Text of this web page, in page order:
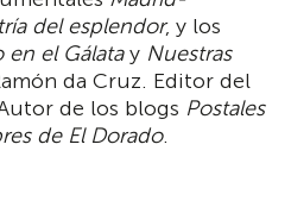
del esplendor, y los
en el Gálatay Nuestras
da Cruz. Editor del
de los blogs Postales
de El Dorado.